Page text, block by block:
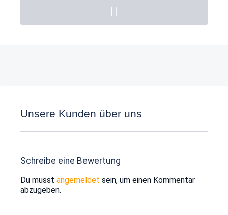
Unsere Kunden über uns
Schreibe eine Bewertung
Du musst angemeldet sein, um einen Kommentar
abzugeben.